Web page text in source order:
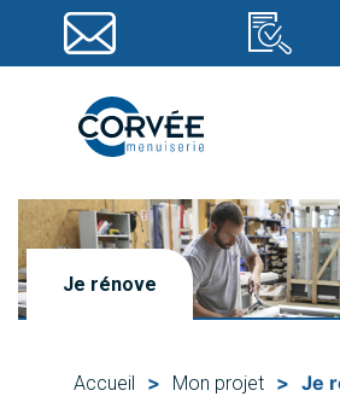
Je rénove
Accueil > Mon projet > Je